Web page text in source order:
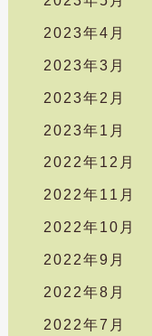
2023年4月
2023年3月
2023年2月
2023年1月
2022年12月
2022年11月
2022年10月
2022年9月
2022年8月
2022年7月